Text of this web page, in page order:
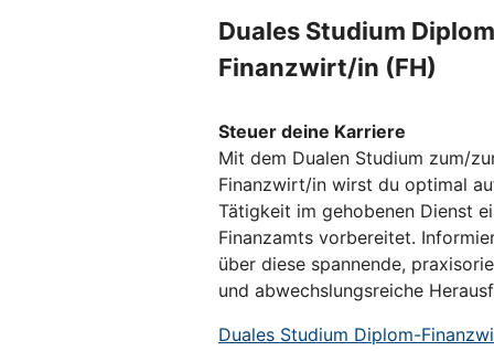
Duales Studium
Finanzwirt/in (FH)
Steuer deine Karriere
Mit dem Dualen Studium zum/
Finanzwirt/in wirst du optimal
Tätigkeit im gehobenen Dienst
Finanzamts vorbereitet.
über diese spannende,
und abwechslungsreiche
Duales Studium Diplom-